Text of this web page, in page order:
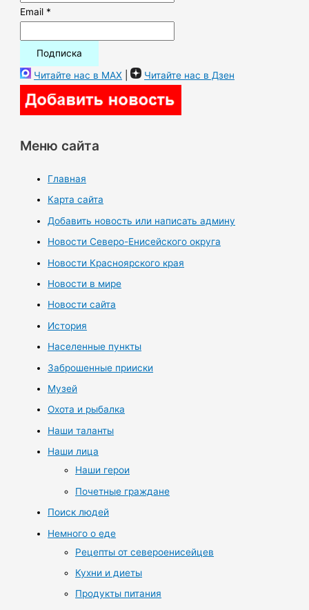
Email *
Читайте нас в MAX | Читайте нас в Дзен
Меню сайта
Главная
Карта сайта
Добавить новость или написать админу
Новости Северо-Енисейского округа
Новости Красноярского края
Новости в мире
Новости сайта
История
Населенные пункты
Заброшенные прииски
Музей
Охота и рыбалка
Наши таланты
Наши лица
Наши герои
Почетные граждане
Поиск людей
Немного о еде
Рецепты от североенисейцев
Кухни и диеты
Продукты питания